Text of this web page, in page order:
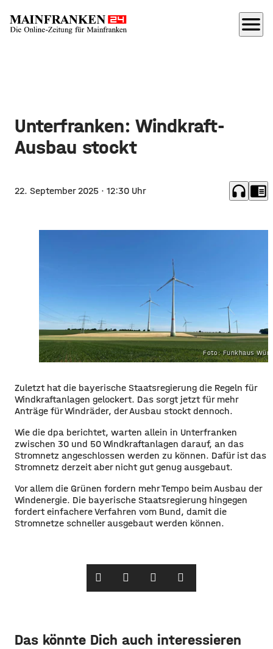
menu
Unterfranken: Windkraft-
Ausbau stockt
22. September 2025 · 12:30 Uhr headphones chrome_reader_mode
Foto: Funkhaus
Zuletzt hat die bayerische Staatsregierung die Regeln für
Windkraftanlagen gelockert. Das sorgt jetzt für mehr
Anträge für Windräder, der Ausbau stockt dennoch.
Wie die dpa berichtet, warten allein in Unterfranken
zwischen 30 und 50 Windkraftanlagen darauf, an das
Stromnetz angeschlossen werden zu können. Dafür ist das
Stromnetz derzeit aber nicht gut genug ausgebaut.
Vor allem die Grünen fordern mehr Tempo beim Ausbau der
Windenergie. Die bayerische Staatsregierung hingegen
fordert einfachere Verfahren vom Bund, damit die
Stromnetze schneller ausgebaut werden können.
Das könnte Dich auch interessieren